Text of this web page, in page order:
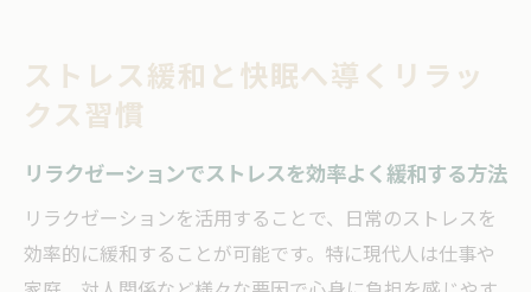
ストレス緩和と快眠へ導くリラッ
クス習慣
リラクゼーションでストレスを効率よく緩和する方法
リラクゼーションを活用することで、日常のストレスを
効率的に緩和することが可能です。特に現代人は仕事や